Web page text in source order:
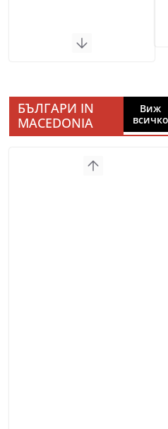
БЪЛГАРИ IN
MACEDONIA
Виж
всичко